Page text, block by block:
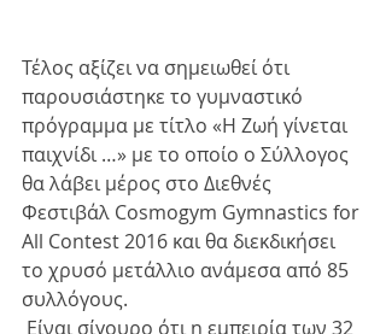
Τέλος αξίζει να σημειωθεί ότι
παρουσιάστηκε το γυμναστικό
πρόγραμμα με τίτλο «Η Ζωή γίνεται
παιχνίδι …» με το οποίο ο Σύλλογος
θα λάβει μέρος στο Διεθνές
Φεστιβάλ Cosmogym Gymnastics for
All Contest 2016 και θα διεκδικήσει
το χρυσό μετάλλιο ανάμεσα από 85
συλλόγους.